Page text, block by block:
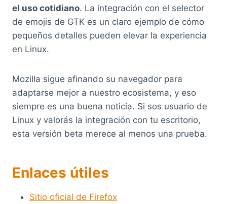
el uso cotidiano. La integración con el selector
de emojis de GTK es un claro ejemplo de cómo
pequeños detalles pueden elevar la experiencia
en Linux.
Mozilla sigue afinando su navegador para
adaptarse mejor a nuestro ecosistema, y eso
siempre es una buena noticia. Si sos usuario de
Linux y valorás la integración con tu escritorio,
esta versión beta merece al menos una prueba.
Enlaces útiles
Sitio oficial de Firefox